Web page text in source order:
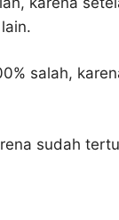
salah,
sudah